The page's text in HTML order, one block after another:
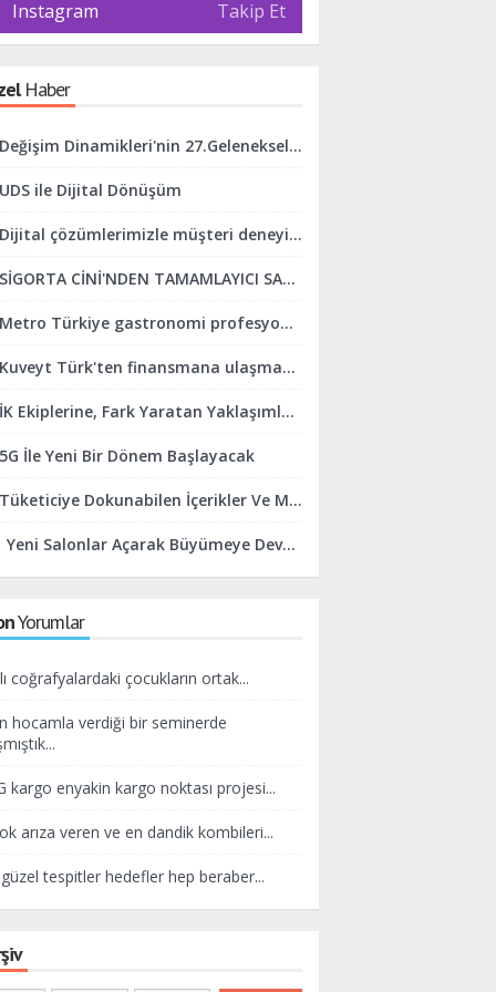
Instagram
Takip Et
Haber
Değişim Dinamikleri'nin 27.Geleneksel İftar Programı Gerçekleşti.
UDS ile Dijital Dönüşüm
Dijital çözümlerimizle müşteri deneyimini mükemmelleştirmeye odaklanıyoruz
SİGORTA CİNİ'NDEN TAMAMLAYICI SAĞLIK SİGORTASINDA KOLAYLIK
Metro Türkiye gastronomi profesyonellerini ve sektörü desteklemeye devam ediyor
Kuveyt Türk'ten finansmana ulaşmada online finans sistemi kolaylığı
İK Ekiplerine, Fark Yaratan Yaklaşımlar Geliştirmeleri İçin Destek Oluyoruz
5G İle Yeni Bir Dönem Başlayacak
Tüketiciye Dokunabilen İçerikler Ve Marka Yaklaşımları Yaratmaya Odaklanıyoruz
Yeni Salonlar Açarak Büyümeye Devam Edeceğiz
Yorumlar
coğrafyalardaki çocukların ortak...
hocamla verdiği bir seminerde
kargo enyakin kargo noktası projesi...
arıza veren ve en dandik kombileri...
tespitler hedefler hep beraber...